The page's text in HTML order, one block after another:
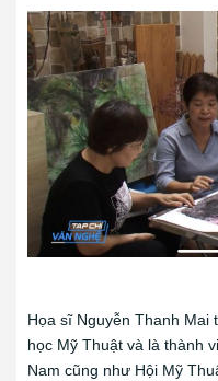
Họa sĩ Nguyễn Thanh
học Mỹ Thuật và là thành
Nam cũng như Hội Mỹ